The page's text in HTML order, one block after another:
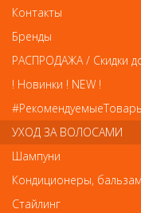
SEO
Контакты
Бренды
РАСПРОДАЖА / Скидки
! Новинки ! NEW !
УХОД ЗА ВОЛОСАМИ
Шампуни
Кондиционеры,
Стайлинг